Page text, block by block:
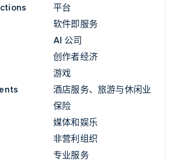
平台
软件即服务
AI 公司
创作者经济
游戏
酒店服务、旅游与休闲业
保险
媒体和娱乐
非营利组织
专业服务